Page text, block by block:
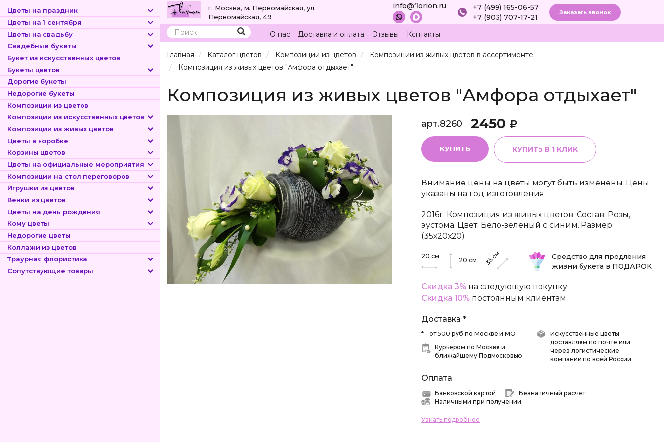
Цветы на праздник
Цветы на 1 сентября
Цветы на свадьбу
Свадебные букеты
Букет из искусственных цветов
Букеты цветов
Дорогие букеты
Недорогие букеты
Композиции из цветов
Композиции из искусственных цветов
Композиции из живых цветов
Цветы в коробке
Корзины цветов
Цветы на официальные мероприятия
Композиции на стол переговоров
Игрушки из цветов
Венки из цветов
Цветы на день рождения
Кому цветы
Недорогие цветы
Коллажи из цветов
Траурная флористика
Сопутствующие товары
г. Москва, м. Первомайская, ул.
Первомайская, 49
info@florion.ru
+7 (499) 165-06-57
+7 (903) 707-17-21
Заказать звонок
Поиск
О нас Доставка и оплата Отзывы Контакты
Главная Каталог цветов Композиции из цветов
Композиции из живых цветов в ассортименте
Композиция из живых цветов "Амфора отдыхает"
Композиция из живых цветов "Амфора отдыхает"
арт.8260 2450
КУПИТЬ КУПИТЬ В 1 КЛИК
Внимание цены на цветы могут быть изменены. Цены
указаны на год изготовления.
2016г. Композиция из живых цветов. Состав: Розы,
эустома. Цвет: Бело-зеленый с синим. Размер
(35х20х20)
20 см
20 см 35см
Средство для продления
жизни букета в ПОДАРОК
Скидка 3% на следующую покупку
Скидка 10% постоянным клиентам
Доставка *
* - от 500 руб по Москве и МО
Курьером по Москве и
ближайшему Подмосковью
Искусственные цветы
доставляем по почте или
через логистические
компании по всей России
Оплата
Банковской картой
Безналичный расчет
Наличными при получении
Узнать подробнее